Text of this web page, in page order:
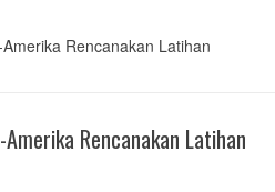
Rencanakan Latihan
Rencanakan Latihan